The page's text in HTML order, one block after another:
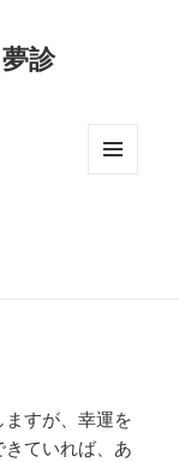
診
すが、幸運を
ていれば、あ